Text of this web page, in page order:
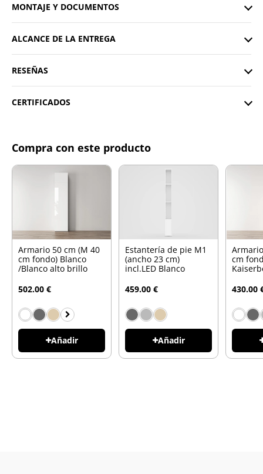
MONTAJE Y DOCUMENTOS
ALCANCE DE LA ENTREGA
RESEÑAS
CERTIFICADOS
Compra con este producto
Armario 50 cm (M 40
cm fondo) Blanco
/Blanco alto brillo
502.00 €
Añadir
Estantería de pie M1
(ancho 23 cm)
incl.LED Blanco
459.00 €
Añadir
cm
430.00